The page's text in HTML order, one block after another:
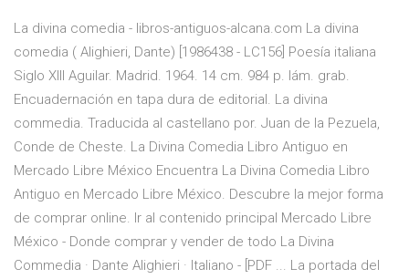
La divina comedia - libros-antiguos-alcana.com La divina
comedia ( Alighieri, Dante) [1986438 - LC156] Poesía italiana
Siglo XIII Aguilar. Madrid. 1964. 14 cm. 984 p. lám. grab.
Encuadernación en tapa dura de editorial. La divina
commedia. Traducida al castellano por. Juan de la Pezuela,
Conde de Cheste. La Divina Comedia Libro Antiguo en
Mercado Libre México Encuentra La Divina Comedia Libro
Antiguo en Mercado Libre México. Descubre la mejor forma
de comprar online. Ir al contenido principal Mercado Libre
México - Donde comprar y vender de todo La Divina
Commedia · Dante Alighieri · Italiano - [PDF ... La portada del